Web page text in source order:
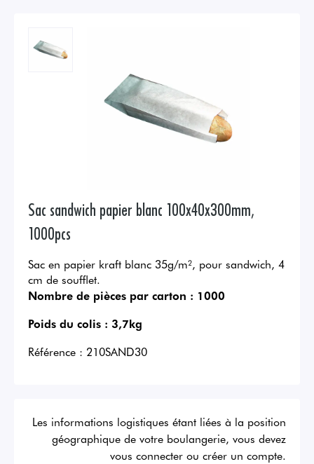
Sac sandwich papier blanc 100x40x300mm,
1000pcs
Sac en papier kraft blanc 35g/m², pour sandwich, 4
cm de soufflet.
Nombre de pièces par carton : 1000
Poids du colis : 3,7kg
Référence : 210SAND30
Les informations logistiques étant liées à la position
géographique de votre boulangerie, vous devez
vous connecter ou créer un compte.